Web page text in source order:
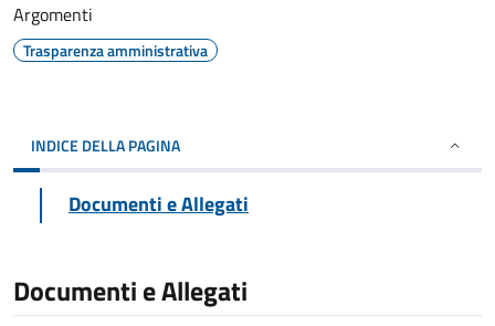
Argomenti
Trasparenza amministrativa
INDICE DELLA PAGINA
Documenti e Allegati
Documenti e Allegati